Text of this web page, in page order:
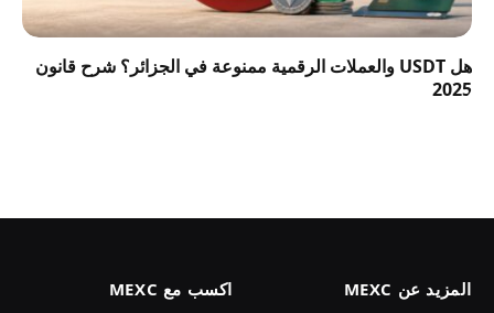
هل USDT والعملات الرقمية ممنوعة في الجزائر؟ شرح قانون
2025
المزيد عن MEXC اكسب مع MEXC